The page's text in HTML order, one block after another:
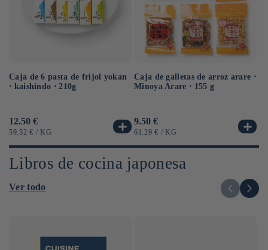
Caja de 6 pasta de frijol yokan
⋅ kaishindo ⋅ 210g
Precio
habitual
12.50 €
PRECIO
59.52 € / POR
KG
Caja de galletas de arroz arare ⋅
Minoya Arare ⋅ 155 g
Precio
habitual
9.50 €
PRECIO
61.29 € / POR
KG
Libros de cocina japonesa
Ver todo